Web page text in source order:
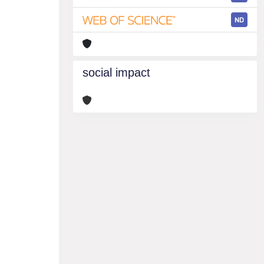
ND
social impact